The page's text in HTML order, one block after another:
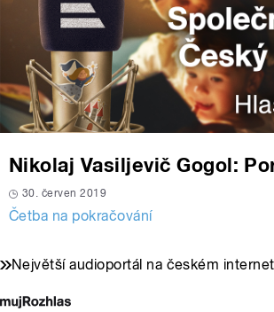
Nikolaj Vasiljevič Gogol:
30. červen 2019
Četba na pokračování
Největší audioportál na českém